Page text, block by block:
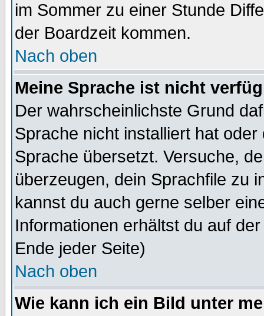
im Sommer zu einer Stunde
der Boardzeit kommen.
Nach oben
Meine Sprache ist nicht
Der wahrscheinlichste Grund
Sprache nicht installiert hat
Sprache übersetzt. Versuche,
überzeugen, dein Sprachfile zu
kannst du auch gerne selber
Informationen erhältst du auf
Ende jeder Seite)
Nach oben
Wie kann ich ein Bild unter